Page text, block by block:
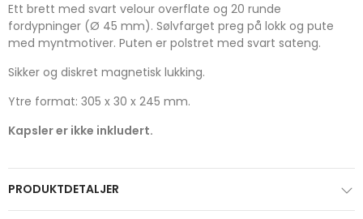
Ett brett med svart velour overflate og 20 runde
fordypninger (Ø 45 mm). Sølvfarget preg på lokk og pute
med myntmotiver. Puten er polstret med svart sateng.
Sikker og diskret magnetisk lukking.
Ytre format: 305 x 30 x 245 mm.
Kapsler er ikke inkludert.
PRODUKTDETALJER